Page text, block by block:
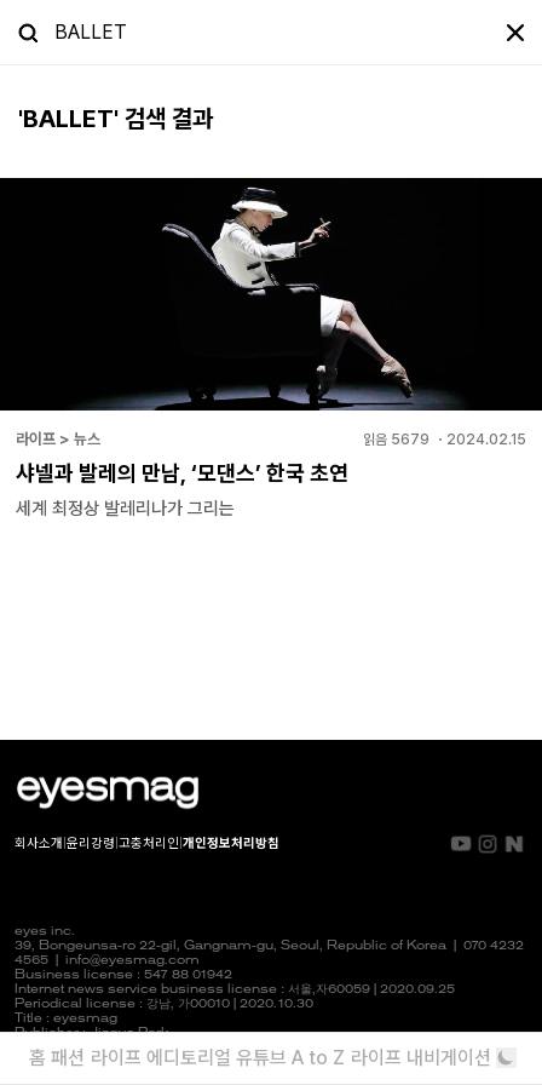
'BALLET' 검색 결과
라이프 > 뉴스 읽음 5679 ・ 2024.02.15
샤넬과 발레의 만남, ‘모댄스’ 한국 초연
세계 최정상 발레리나가 그리는
회사소개 윤리강령 고충처리인 개인정보처리방침
eyes inc.
39, Bongeunsa-ro 22-gil, Gangnam-gu, Seoul, Republic of Korea | 070 4232
4565
info@eyesmag.com
Business license : 547 88 01942
Internet news service business license : 서울,자60059 | 2020.09.25
Periodical license : 강남, 가00010 | 2020.10.30
Title : eyesmag
Publisher : Jinpyo Park
News manager & Editorial officer : Youlim Heo
홈 패션 라이프 에디토리얼 유튜브 A to Z 라이프 내비게이션